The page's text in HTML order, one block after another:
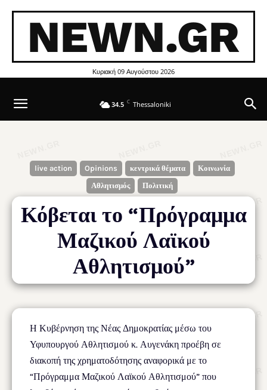
NEWN.GR
Κυριακή 09 Αυγούστου 2026
34.5 C Thessaloniki
live action Opinions κεντρικά θέματα
Κοινωνία
Αθλητισμός
Πολιτική
Κόβεται το “Πρόγραμμα
Μαζικού Λαϊκού
Αθλητισμού”
Η Κυβέρνηση της Νέας Δημοκρατίας μέσω του
Υφυπουργού Αθλητισμού κ. Αυγενάκη προέβη σε
διακοπή της χρηματοδότησης αναφορικά με το
“Πρόγραμμα Μαζικού Λαϊκού Αθλητισμού” που